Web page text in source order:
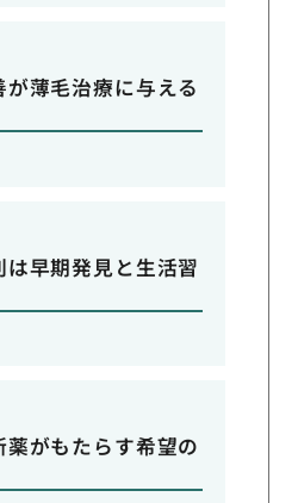
薄毛治療に与える
早期発見と生活習
がもたらす希望の